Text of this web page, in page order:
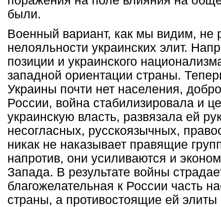
были.
Военный вариант, как мы видим, не
нелояльности украинских элит.
позиции и украинского
западной ориентации страны.
Украины почти нет населения,
России, война стабилизировала и
украинскую власть, развязала ей
несогласных, русскоязычных,
никак не наказывает правящие
напротив, они усиливаются и
Запада. В результате войны
благожелательная к России часть
страны, а противостоящие ей элиты